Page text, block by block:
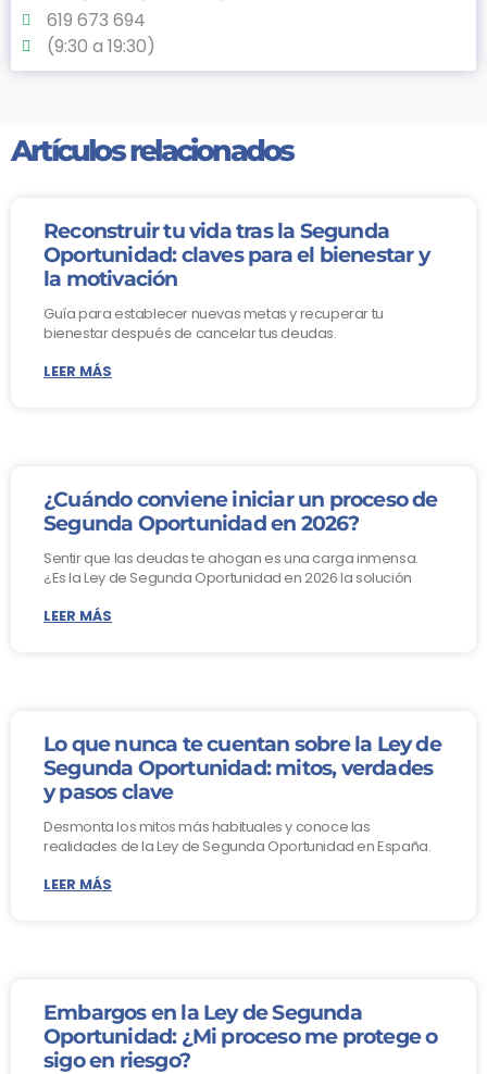
619 673 694
(9:30 a 19:30)
Artículos relacionados
Reconstruir tu vida tras la Segunda
Oportunidad: claves para el bienestar y
la motivación
Guía para establecer nuevas metas y recuperar tu
bienestar después de cancelar tus deudas.
LEER MÁS
¿Cuándo conviene iniciar un proceso de
Segunda Oportunidad en 2026?
Sentir que las deudas te ahogan es una carga inmensa.
¿Es la Ley de Segunda Oportunidad en 2026 la solución
LEER MÁS
Lo que nunca te cuentan sobre la Ley de
Segunda Oportunidad: mitos, verdades
y pasos clave
Desmonta los mitos más habituales y conoce las
realidades de la Ley de Segunda Oportunidad en España.
LEER MÁS
Embargos en la Ley de Segunda
Oportunidad: ¿Mi proceso me protege o
sigo en riesgo?